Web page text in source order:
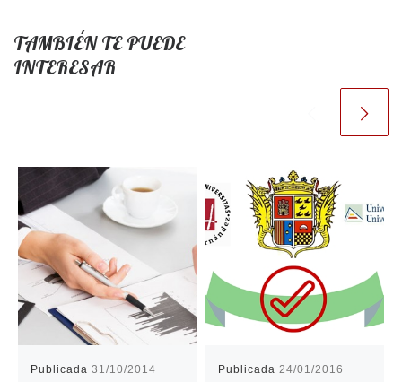
TAMBIÉN TE PUEDE
INTERESAR
Publicada31/10/2014 Publicada24/01/2016